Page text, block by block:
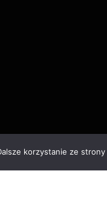
korzystanie ze